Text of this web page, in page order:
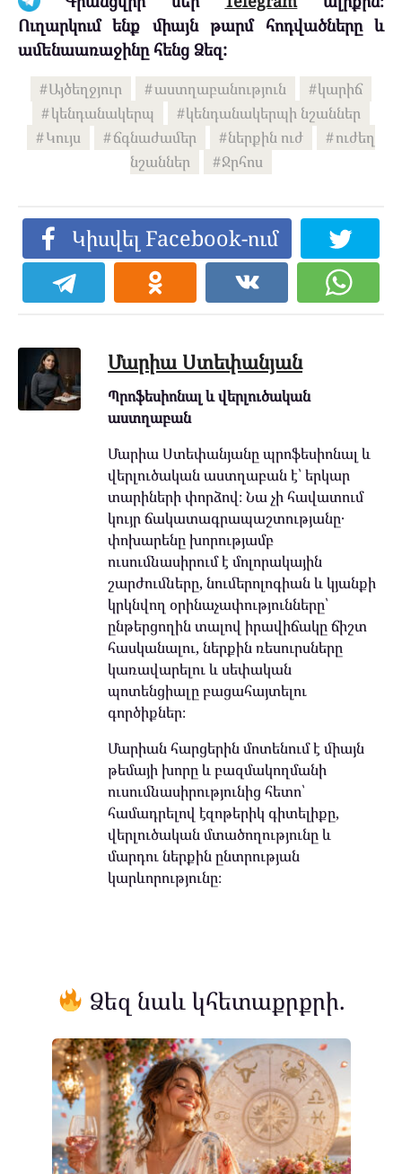
Ուղարկում ենք միայն թարմ հոդվածները և
ամենաառաջինը հենց Ձեզ:
Այծեղջյուր աստղաբանություն
կարիճ
կենդանակերպ
կենդանակերպի նշաններ
Կույս
ճգնաժամեր ներքին ուժ
ուժեղ
նշաններ
Ջրհոս
Կիսվել Facebook-ում
Մարիա Ստեփանյան
Պրոֆեսիոնալ և վերլուծական
աստղաբան
Մարիա Ստեփանյանը պրոֆեսիոնալ և
վերլուծական աստղաբան է՝ երկար
տարիների փորձով։ Նա չի հավատում
կույր ճակատագրապաշտությանը․
փոխարենը խորությամբ
ուսումնասիրում է մոլորակային
շարժումները, նումերոլոգիան և կյանքի
կրկնվող օրինաչափությունները՝
ընթերցողին տալով իրավիճակը ճիշտ
հասկանալու, ներքին ռեսուրսները
կառավարելու և սեփական
պոտենցիալը բացահայտելու
գործիքներ։
Մարիան հարցերին մոտենում է միայն
թեմայի խորը և բազմակողմանի
ուսումնասիրությունից հետո՝
համադրելով էզոթերիկ գիտելիքը,
վերլուծական մտածողությունը և
մարդու ներքին ընտրության
կարևորությունը։
Ձեզ նաև կհետաքրքրի.